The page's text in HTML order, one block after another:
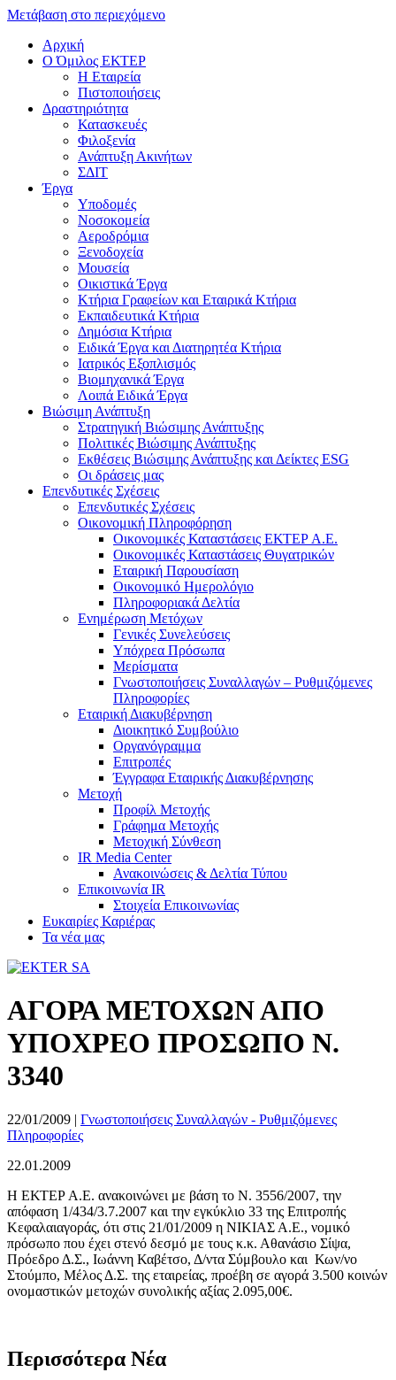
Μετάβαση στο περιεχόμενο
Αρχική
Ο Όμιλος ΕΚΤΕΡ
H Εταιρεία
Πιστοποιήσεις
Δραστηριότητα
Κατασκευές
Φιλοξενία
Ανάπτυξη Ακινήτων
ΣΔΙΤ
Έργα
Υποδομές
Νοσοκομεία
Αεροδρόμια
Ξενοδοχεία
Μουσεία
Οικιστικά Έργα
Κτήρια Γραφείων και Εταιρικά Κτήρια
Εκπαιδευτικά Κτήρια
Δημόσια Κτήρια
Ειδικά Έργα και Διατηρητέα Κτήρια
Ιατρικός Εξοπλισμός
Βιομηχανικά Έργα
Λοιπά Ειδικά Έργα
Βιώσιμη Ανάπτυξη
Στρατηγική Βιώσιμης Ανάπτυξης
Πολιτικές Βιώσιμης Ανάπτυξης
Εκθέσεις Βιώσιμης Ανάπτυξης και Δείκτες ESG
Οι δράσεις μας
Επενδυτικές Σχέσεις
Επενδυτικές Σχέσεις
Οικονομική Πληροφόρηση
Οικονομικές Καταστάσεις ΕΚΤΕΡ Α.Ε.
Οικονομικές Καταστάσεις Θυγατρικών
Εταιρική Παρουσίαση
Οικονομικό Ημερολόγιο
Πληροφοριακά Δελτία
Ενημέρωση Μετόχων
Γενικές Συνελεύσεις
Υπόχρεα Πρόσωπα
Μερίσματα
Γνωστοποιήσεις Συναλλαγών – Ρυθμιζόμενες
Πληροφορίες
Εταιρική Διακυβέρνηση
Διοικητικό Συμβούλιο
Οργανόγραμμα
Επιτροπές
Έγγραφα Εταιρικής Διακυβέρνησης
Μετοχή
Προφίλ Μετοχής
Γράφημα Μετοχής
Μετοχική Σύνθεση
IR Media Center
Ανακοινώσεις & Δελτία Τύπου
Επικοινωνία IR
Στοιχεία Επικοινωνίας
Ευκαιρίες Καριέρας
Τα νέα μας
ΑΓΟΡΑ ΜΕΤΟΧΩΝ ΑΠΟ
ΥΠΟΧΡΕΟ ΠΡΟΣΩΠΟ Ν.
3340
22/01/2009 | Γνωστοποιήσεις Συναλλαγών - Ρυθμιζόμενες
Πληροφορίες
22.01.2009
Η ΕΚΤΕΡ Α.Ε. ανακοινώνει με βάση το Ν. 3556/2007, την
απόφαση 1/434/3.7.2007 και την εγκύκλιο 33 της Επιτροπής
Κεφαλαιαγοράς, ότι στις 21/01/2009 η ΝΙΚΙΑΣ Α.Ε., νομικό
πρόσωπο που έχει στενό δεσμό με τους κ.κ. Αθανάσιο Σίψα,
Πρόεδρο Δ.Σ., Ιωάννη Καβέτσο, Δ/ντα Σύμβουλο και Κων/νο
Στούμπο, Μέλος Δ.Σ. της εταιρείας, προέβη σε αγορά 3.500 κοινών
ονομαστικών μετοχών συνολικής αξίας 2.095,00€.
Περισσότερα Νέα